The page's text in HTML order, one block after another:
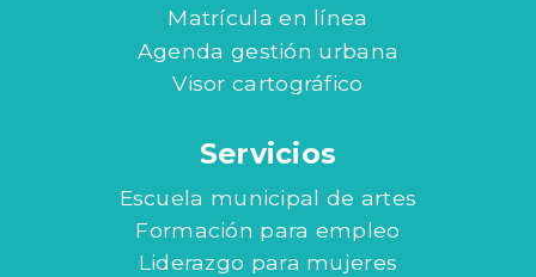
Matrícula en línea
Agenda gestión urbana
Visor cartográfico
Servicios
Escuela municipal de artes
Formación para empleo
Liderazgo para mujeres